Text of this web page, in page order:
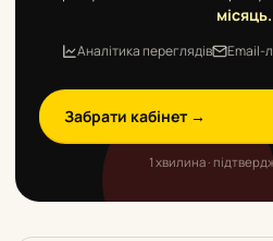
місяць.
Аналітика переглядів Email-
Забрати кабінет →
1 хвилина ·